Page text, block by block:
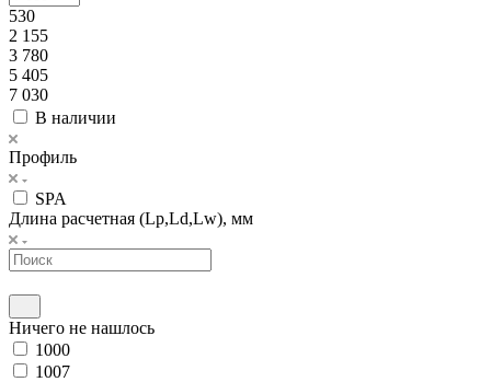
530
2 155
3 780
5 405
7 030
В наличии
Профиль
SPA
Длина расчетная (Lp,Ld,Lw), мм
Ничего не нашлось
1000
1007